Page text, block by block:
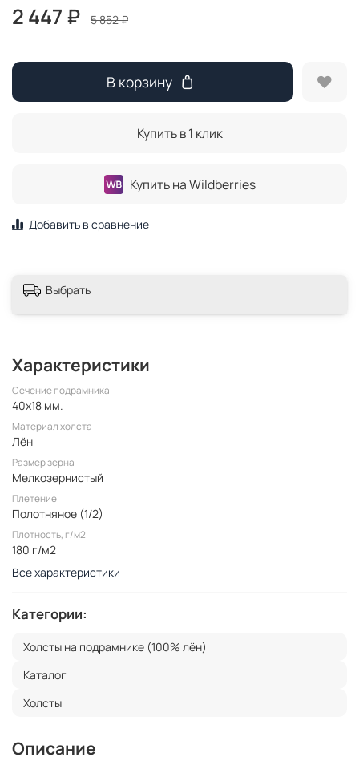
2 447 ₽ 5 852 ₽
В корзину
Купить в 1 клик
Купить на Wildberries
Добавить в сравнение
Выбрать
Характеристики
Сечение подрамника
40x18 мм.
Материал холста
Лён
Размер зерна
Мелкозернистый
Плетение
Полотняное (1/2)
Плотность, г/м2
180 г/м2
Все характеристики
Категории:
Холсты на подрамнике (100% лён)
Каталог
Холсты
Описание